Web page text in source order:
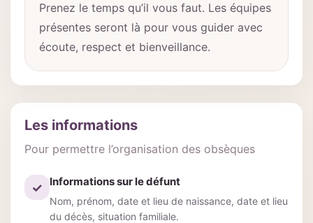
Prenez le temps qu’il vous faut. Les équipes
présentes seront là pour vous guider avec
écoute, respect et bienveillance.
Les informations
Pour permettre l’organisation des obsèques
✓ Informations sur le défunt
Nom, prénom, date et lieu de naissance, date et lieu
du décès, situation familiale.